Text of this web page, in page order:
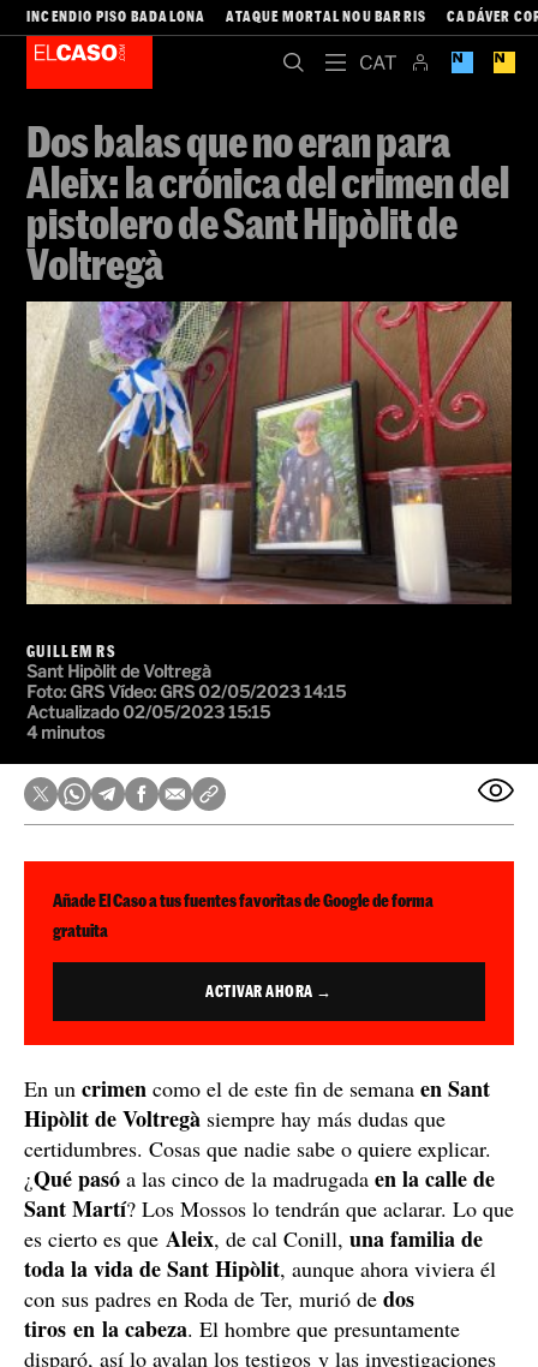
INCENDIO PISO BADALONA ATAQUE MORTAL NOU BARRIS CADÁVER
Dos balas que no eran para
Aleix: la crónica del crimen del
pistolero de Sant Hipòlit de
Voltregà
GUILLEM RS
Sant Hipòlit de Voltregà
Foto:GRSVídeo:GRS 02/05/2023 14:15
Actualizado 02/05/2023 15:15
4 minutos
Añade El Caso a tus fuentes favoritas de Google de forma
gratuita
ACTIVAR AHORA →
En un crimen como el de este fin de semana en Sant
Hipòlit de Voltregà siempre hay más dudas que
certidumbres. Cosas que nadie sabe o quiere explicar.
¿Qué pasó a las cinco de la madrugada en la calle de
Sant Martí? Los Mossos lo tendrán que aclarar. Lo que
es cierto es que Aleix, de cal Conill, una familia de
toda la vida de Sant Hipòlit, aunque ahora viviera él
con sus padres en Roda de Ter, murió de dos
tiros en la cabeza. El hombre que presuntamente
disparó, así lo avalan los testigos y las investigaciones